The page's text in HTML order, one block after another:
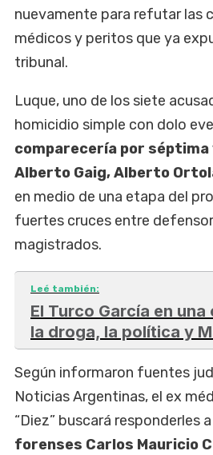
nuevamente para refutar las
médicos y peritos que ya
tribunal.
Luque, uno de los siete
homicidio simple con dolo
comparecería por séptima
Alberto Gaig, Alberto
en medio de una etapa del
fuertes cruces entre
magistrados.
Leé también:
El Turco García en
la droga, la política y
Según informaron fuentes
Noticias Argentinas, el ex
“Diez” buscará responderles
forenses Carlos Mauricio